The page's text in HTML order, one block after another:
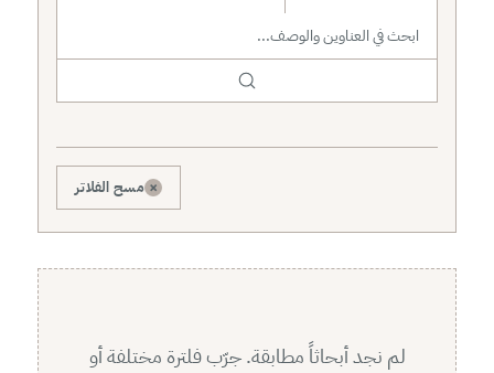
نطاق البحث
× مسح الفلاتر
لم نجد أبحاثاً مطابقة. جرّب فلترة مختلفة أو